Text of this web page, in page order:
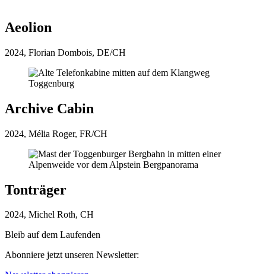
Aeolion
2024, Florian Dombois, DE/CH
Archive Cabin
2024, Mélia Roger, FR/CH
Tonträger
2024, Michel Roth, CH
Bleib auf dem Laufenden
Abonniere jetzt unseren Newsletter: